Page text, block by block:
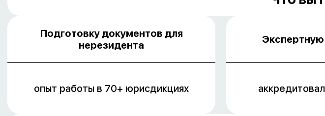
Подготовку документов для
нерезидента
опыт работы в 70+ юрисдикциях